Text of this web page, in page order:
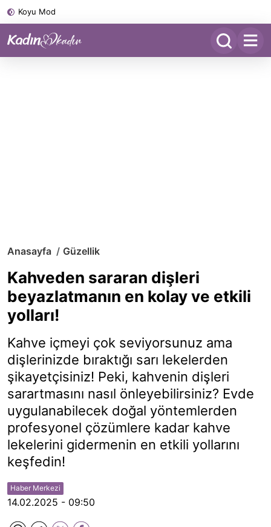
Koyu Mod
Anasayfa Güzellik
Kahveden sararan dişleri
beyazlatmanın en kolay ve etkili
yolları!
Kahve içmeyi çok seviyorsunuz ama
dişlerinizde bıraktığı sarı lekelerden
şikayetçisiniz! Peki, kahvenin dişleri
sarartmasını nasıl önleyebilirsiniz? Evde
uygulanabilecek doğal yöntemlerden
profesyonel çözümlere kadar kahve
lekelerini gidermenin en etkili yollarını
keşfedin!
Haber Merkezi
14.02.2025 - 09:50